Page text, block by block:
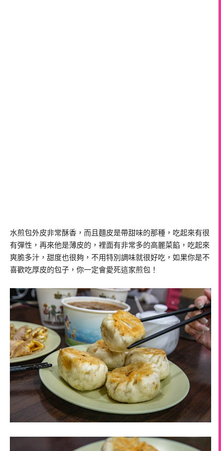
水煎包外皮非常酥香，而且麵皮是帶甜味的那種，吃起來有很
有彈性，再來他是薄皮的，裡面有非常多的高麗菜餡，吃起來
爽脆多汁，甜度也很夠，不用特別調味就很好吃，如果你是不
喜歡吃厚皮的包子，你一定會愛死這家煎包！